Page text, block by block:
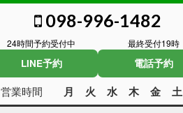
098-996-1482
24時間予約受付中
LINE予約
最終受付19時
電話予約
営業時間 月 火 水 木 金 土